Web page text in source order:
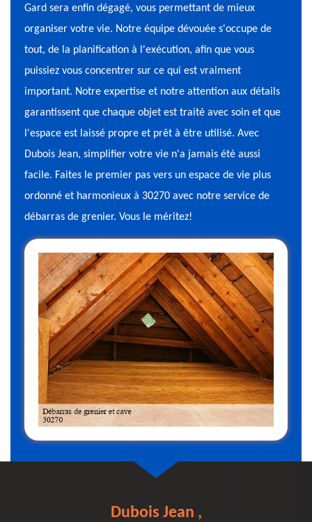
Gard sera enfin dégagé, vous permettant de mieux
organiser votre vie. Notre équipe dévouée s'occupe de
tout, de la planification à l'exécution, afin que vous
puissiez vous concentrer sur ce qui est vraiment
important. Notre expertise et notre attention aux détails
garantissent que chaque objet est traité avec soin et que
l'espace est laissé propre et prêt à être utilisé. Avec
Dubois Jean, simplifier votre vie n'a jamais été aussi
facile. Faites le premier pas vers un espace de vie plus
ordonné et harmonieux à 30270 avec notre service de
débarras de grenier. Vous le méritez!
Dubois Jean ,